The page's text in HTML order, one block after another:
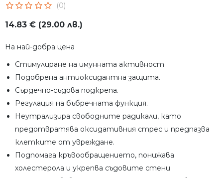
(0)
14.83 € (29.00 лв.)
На най-добра цена
Стимулиране на имунната активност
Подобрена антиоксидантна защита.
Сърдечно-съдова подкрепа.
Регулация на бъбречната функция.
Неутрализира свободните радикали, като
предотвратява оксидативния стрес и предпазва
клетките от увреждане.
Подпомага кръвообращението, понижава
холестерола и укрепва съдовите стени